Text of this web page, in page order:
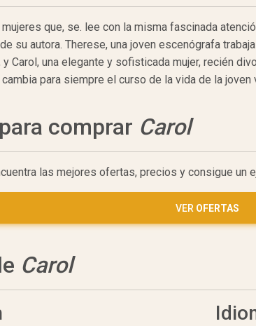
que, se. lee con la misma fascinada
su autora. Therese, una joven escenógrafa trabaja
Carol, una elegante y sofisticada mujer, recién
para siempre el curso de la vida de la joven
comprar Carol
las mejores ofertas, precios y consigue un
VER OFERTAS
Carol